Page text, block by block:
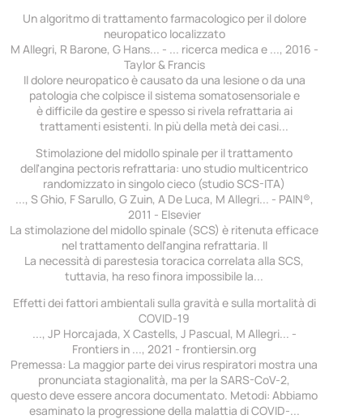
Un algoritmo di trattamento farmacologico per il dolore
neuropatico localizzato
M Allegri, R Barone, G Hans... - ... ricerca medica e ..., 2016 -
Taylor & Francis
Il dolore neuropatico è causato da una lesione o da una
patologia che colpisce il sistema somatosensoriale e
è difficile da gestire e spesso si rivela refrattaria ai
trattamenti esistenti. In più della metà dei casi...
Stimolazione del midollo spinale per il trattamento
dell'angina pectoris refrattaria: uno studio multicentrico
randomizzato in singolo cieco (studio SCS-ITA)
..., S Ghio, F Sarullo, G Zuin, A De Luca, M Allegri... - PAIN®,
2011 - Elsevier
La stimolazione del midollo spinale (SCS) è ritenuta efficace
nel trattamento dell'angina refrattaria. Il
La necessità di parestesia toracica correlata alla SCS,
tuttavia, ha reso finora impossibile la...
Effetti dei fattori ambientali sulla gravità e sulla mortalità di
COVID-19
..., JP Horcajada, X Castells, J Pascual, M Allegri... -
Frontiers in ..., 2021 - frontiersin.org
Premessa: La maggior parte dei virus respiratori mostra una
pronunciata stagionalità, ma per la SARS-CoV-2,
questo deve essere ancora documentato. Metodi: Abbiamo
esaminato la progressione della malattia di COVID-...